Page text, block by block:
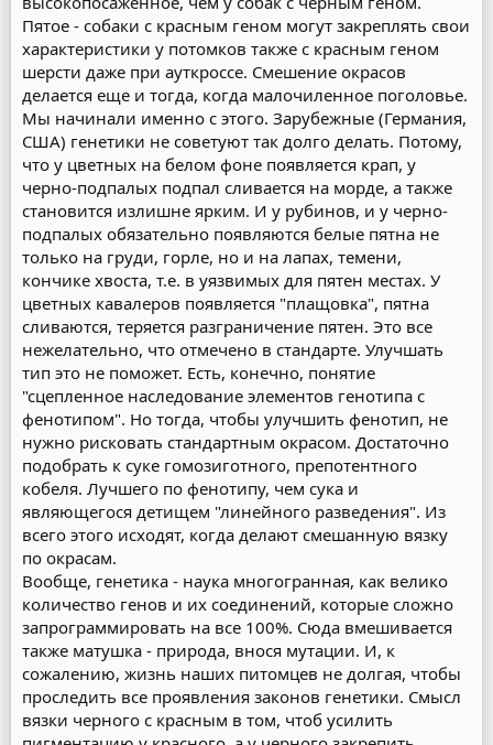
Пятое - собаки с красным геном могут закреплять свои
характеристики у потомков также с красным геном
шерсти даже при ауткроссе. Смешение окрасов
делается еще и тогда, когда малочиленное поголовье.
Мы начинали именно с этого. Зарубежные (Германия,
США) генетики не советуют так долго делать. Потому,
что у цветных на белом фоне появляется крап, у
черно-подпалых подпал сливается на морде, а также
становится излишне ярким. И у рубинов, и у черно-
подпалых обязательно появляются белые пятна не
только на груди, горле, но и на лапах, темени,
кончике хвоста, т.е. в уязвимых для пятен местах. У
цветных кавалеров появляется "плащовка", пятна
сливаются, теряется разграничение пятен. Это все
нежелательно, что отмечено в стандарте. Улучшать
тип это не поможет. Есть, конечно, понятие
"сцепленное наследование элементов генотипа с
фенотипом". Но тогда, чтобы улучшить фенотип, не
нужно рисковать стандартным окрасом. Достаточно
подобрать к суке гомозиготного, препотентного
кобеля. Лучшего по фенотипу, чем сука и
являющегося детищем "линейного разведения". Из
всего этого исходят, когда делают смешанную вязку
по окрасам.
Вообще, генетика - наука многогранная, как велико
количество генов и их соединений, которые сложно
запрограммировать на все 100%. Сюда вмешивается
также матушка - природа, внося мутации. И, к
сожалению, жизнь наших питомцев не долгая, чтобы
проследить все проявления законов генетики. Смысл
вязки черного с красным в том, чтоб усилить